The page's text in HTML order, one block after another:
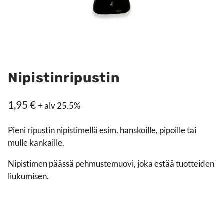
Nipistinripustin
1,95€+ alv 25.5%
Pieni ripustin nipistimellä esim. hanskoille, pipoille tai
mulle kankaille.
Nipistimen päässä pehmustemuovi, joka estää tuotteiden
liukumisen.